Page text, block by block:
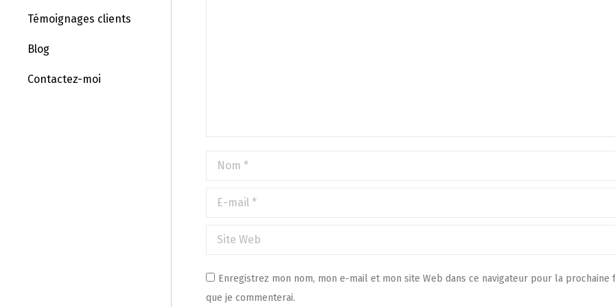
Témoignages clients
Blog
Contactez-moi
Nom *
E-mail *
Site Web
Enregistrez mon nom, mon e-mail et mon site Web dans ce navigateur pour la prochaine
que je commenterai.